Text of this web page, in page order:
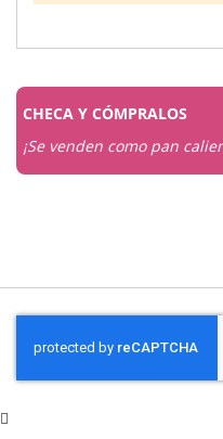
CHECA Y CÓMPRALOS
¡Se venden como pan